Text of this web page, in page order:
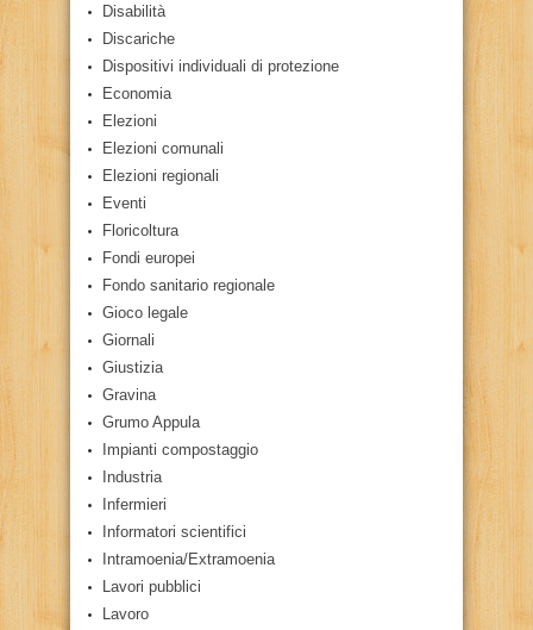
Disabilità
Discariche
Dispositivi individuali di protezione
Economia
Elezioni
Elezioni comunali
Elezioni regionali
Eventi
Floricoltura
Fondi europei
Fondo sanitario regionale
Gioco legale
Giornali
Giustizia
Gravina
Grumo Appula
Impianti compostaggio
Industria
Infermieri
Informatori scientifici
Intramoenia/Extramoenia
Lavori pubblici
Lavoro